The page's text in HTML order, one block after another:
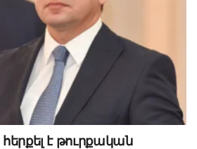
է թուրքական